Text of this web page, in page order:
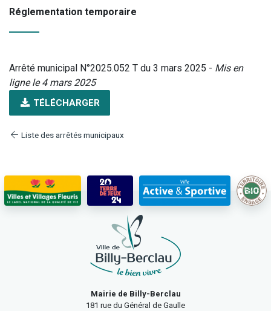
Réglementation temporaire
Arrêté municipal N°2025.052 T du 3 mars 2025 - Mis en
ligne le 4 mars 2025
TÉLÉCHARGER
Liste des arrêtés municipaux
Mairie de Billy-Berclau
181 rue du Général de Gaulle